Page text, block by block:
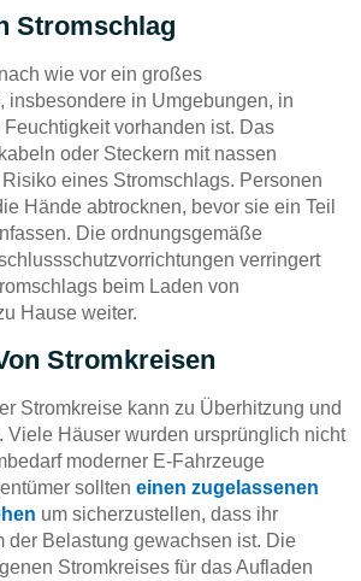
Stromschlag
wie vor ein großes
insbesondere in Umgebungen, in
vorhanden ist. Das
oder Steckern mit nassen
eines Stromschlags. Personen
Hände abtrocknen, bevor sie ein Teil
Die ordnungsgemäße
verringert
beim Laden von
Hause weiter.
Stromkreisen
Stromkreise kann zu Überhitzung und
Viele Häuser wurden ursprünglich nicht
moderner E-Fahrzeuge
sollten einen zugelassenen
um sicherzustellen, dass ihr
der Belastung gewachsen ist. Die
Stromkreises für das Aufladen